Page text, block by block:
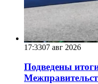
17:3307 авг 2026
Подведены